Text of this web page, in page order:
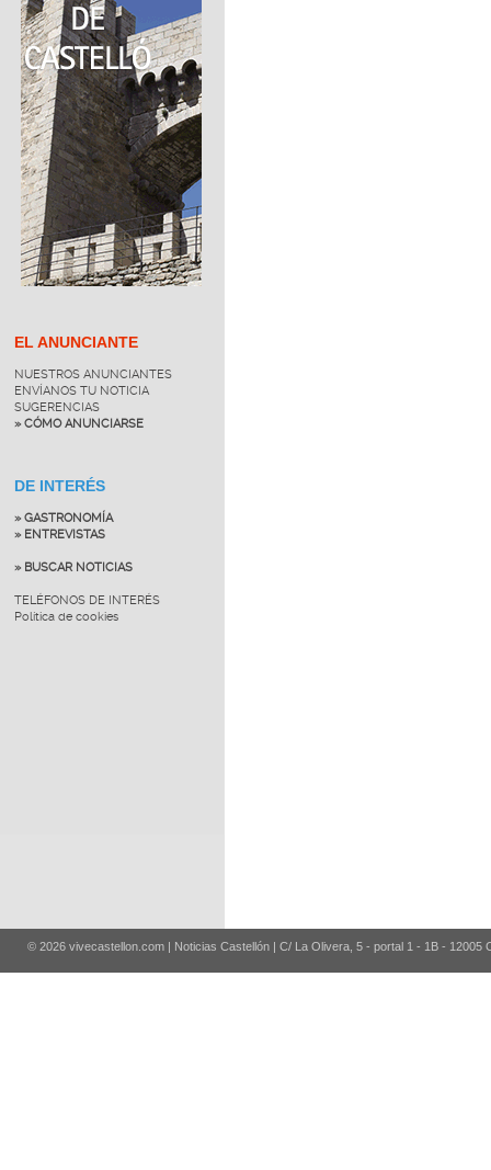
EL ANUNCIANTE
NUESTROS ANUNCIANTES
ENVÍANOS TU NOTICIA
SUGERENCIAS
» CÓMO ANUNCIARSE
DE INTERÉS
» GASTRONOMÍA
» ENTREVISTAS
» BUSCAR NOTICIAS
TELÉFONOS DE INTERÉS
Política de cookies
© 2026 vivecastellon.com | Noticias Castellón | C/ La Olivera, 5 - portal 1 - 1B - 12005